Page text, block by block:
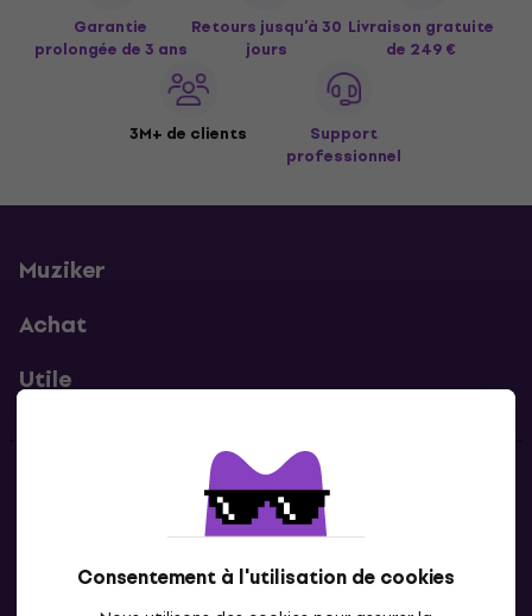
Consentement à l'utilisation de cookies
Garantie
prolongée de 3 ans
Retours jusqu’à 30
jours
Livraison gratuite
de 249 €
3M+ de clients
Support
professionnel
Muziker
Achat
Utile
Contacts
Contacte nous